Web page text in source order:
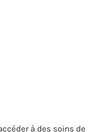
à des soins de